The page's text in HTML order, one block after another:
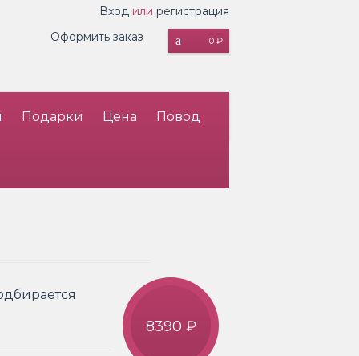
Вход или регистрация
0 ₽
Оформить заказ
Подарки Цена Повод
8390 ₽